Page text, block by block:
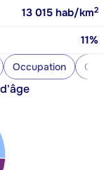
13 015 hab/km2
11%
Occupation